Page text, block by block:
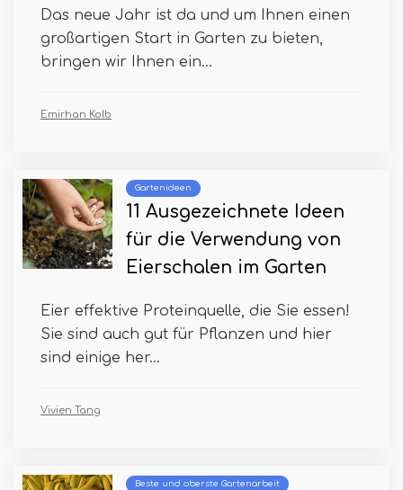
Das neue Jahr ist da und um Ihnen einen
großartigen Start in Garten zu bieten,
bringen wir Ihnen ein...
Emirhan Kolb
Gartenideen
11 Ausgezeichnete Ideen
für die Verwendung von
Eierschalen im Garten
Eier effektive Proteinquelle, die Sie essen!
Sie sind auch gut für Pflanzen und hier
sind einige her...
Vivien Tang
Beste und oberste Gartenarbeit